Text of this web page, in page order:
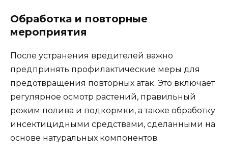
Обработка и повторные
мероприятия
После устранения вредителей важно
предпринять профилактические меры для
предотвращения повторных атак. Это включает
регулярное осмотр растений, правильный
режим полива и подкормки, а также обработку
инсектицидными средствами, сделанными на
основе натуральных компонентов.